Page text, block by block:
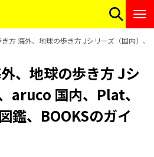
方 海外、地球の歩き方 Jシリーズ（国内）
、地球の歩き方 Jシ
aruco 国内、Plat、
鑑、BOOKSのガイ